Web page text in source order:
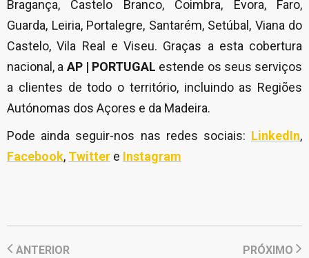
Bragança, Castelo Branco, Coimbra, Évora, Faro,
Guarda, Leiria, Portalegre, Santarém, Setúbal, Viana do
Castelo, Vila Real e Viseu. Graças a esta cobertura
nacional, a AP | PORTUGAL estende os seus serviços
a clientes de todo o território, incluindo as Regiões
Autónomas dos Açores e da Madeira.
Pode ainda seguir-nos nas redes sociais: LinkedIn,
Facebook, Twitter e Instagram
ANTERIOR PRÓXIMO